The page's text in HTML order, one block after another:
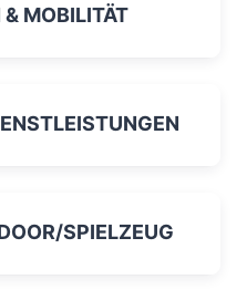
& MOBILITÄT
SPIELZEUG